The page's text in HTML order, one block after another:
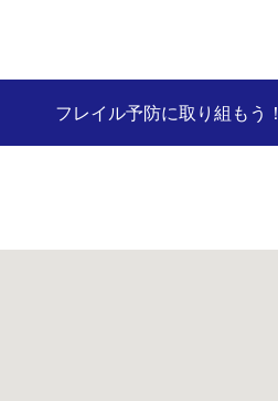
フレイル予防に取り組もう！